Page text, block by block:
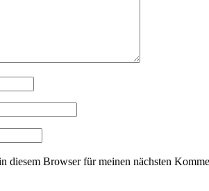
diesem Browser für meinen nächsten